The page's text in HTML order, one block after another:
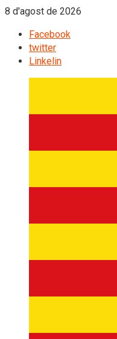
8 d'agost de 2026
Facebook
twitter
Linkelin